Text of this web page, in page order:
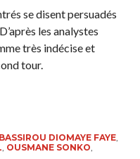
se disent persuadés
les analystes
très indécise et
tour.
BASSIROU DIOMAYE FAYE,
OUSMANE SONKO